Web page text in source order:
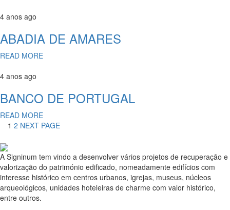
4 anos ago
ABADIA DE AMARES
READ MORE
4 anos ago
BANCO DE PORTUGAL
READ MORE
1 2 NEXT PAGE
A Signinum tem vindo a desenvolver vários projetos de recuperação e
valorização do património edificado, nomeadamente edifícios com
interesse histórico em centros urbanos, igrejas, museus, núcleos
arqueológicos, unidades hoteleiras de charme com valor histórico,
entre outros.